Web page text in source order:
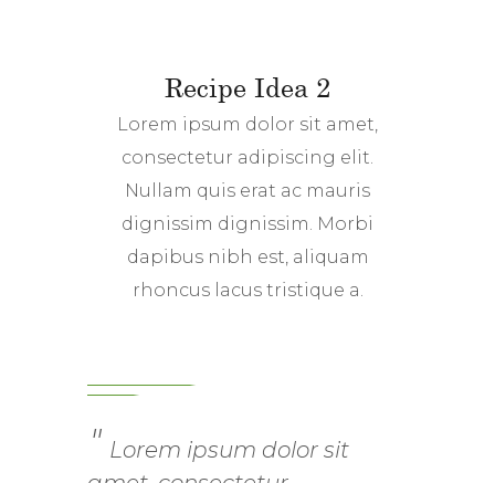
Recipe Idea 2
Lorem ipsum dolor sit amet,
consectetur adipiscing elit.
Nullam quis erat ac mauris
dignissim dignissim. Morbi
dapibus nibh est, aliquam
rhoncus lacus tristique a.
Lorem ipsum dolor sit